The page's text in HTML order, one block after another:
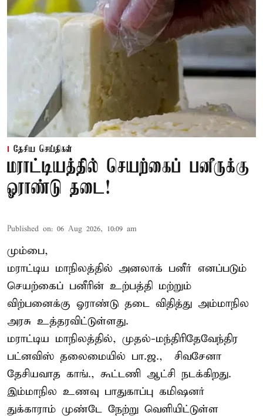
தேசிய செய்திகள்
மராட்டியத்தில் செயற்கைப் பனீருக்கு
ஓராண்டு தடை!
Published on: 06 Aug 2026, 10:09 am
மும்பை,
மராட்டிய மாநிலத்தில் அனலாக் பனீர் எனப்படும்
செயற்கைப் பனீரின் உற்பத்தி மற்றும்
விற்பனைக்கு ஓராண்டு தடை விதித்து அம்மாநில
அரசு உத்தரவிட்டுள்ளது.
மராட்டிய மாநிலத்தில், முதல்-மந்திரிதேவேந்திர
பட்னவிஸ் தலைமையில் பா.ஜ., – சிவசேனா –
தேசியவாத காங்., கூட்டணி ஆட்சி நடக்கிறது.
இம்மாநில உணவு பாதுகாப்பு கமிஷனர்
துக்காராம் முண்டே நேற்று வெளியிட்டுள்ள